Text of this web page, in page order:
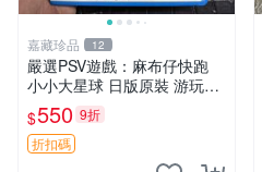
嘉藏珍品 12
嚴選PSV遊戲：麻布仔快跑
小小大星球 日版原裝 游玩成
色佳 小小大星球 psv 麻布仔
快跑 測試無誤
$550 9折
折扣碼